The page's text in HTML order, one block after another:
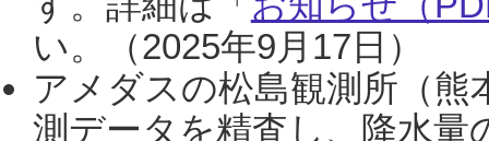
い。（2025年9月17日）
アメダスの松島観測所（熊
測データを精査し、降水